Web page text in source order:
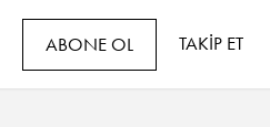
ABONE OL TAKİP ET